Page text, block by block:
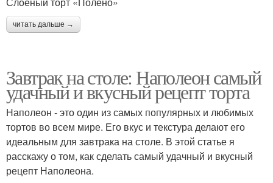
читать дальше →
Завтрак на столе: Наполеон самый
удачный и вкусный рецепт торта
Наполеон - это один из самых популярных и любимых
тортов во всем мире. Его вкус и текстура делают его
идеальным для завтрака на столе. В этой статье я
расскажу о том, как сделать самый удачный и вкусный
рецепт Наполеона.